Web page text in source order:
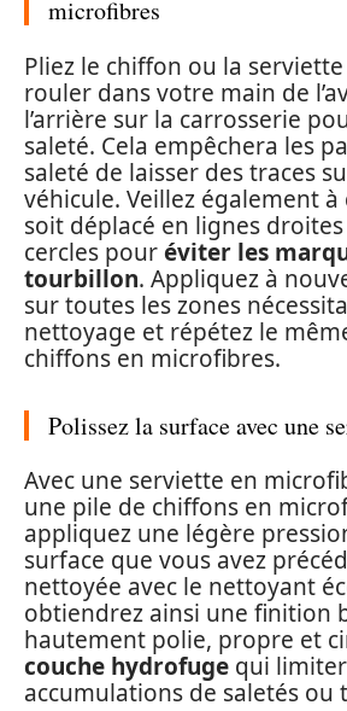
microfibres
Pliez le chiffon ou la
rouler dans votre main de
l’arrière sur la carrosserie
saleté. Cela empêchera les
saleté de laisser des traces
véhicule. Veillez également à
soit déplacé en lignes
cercles pouréviter les
tourbillon. Appliquez à
sur toutes les zones
nettoyage et répétez le
chiffons en microfibres.
Polissez la surface avec une
Avec une serviette en
une pile de chiffons en
appliquez une légère
surface que vous avez
nettoyée avec le nettoyant
obtiendrez ainsi une finition
hautement polie, propre et
couche hydrofuge qui
accumulations de saletés ou